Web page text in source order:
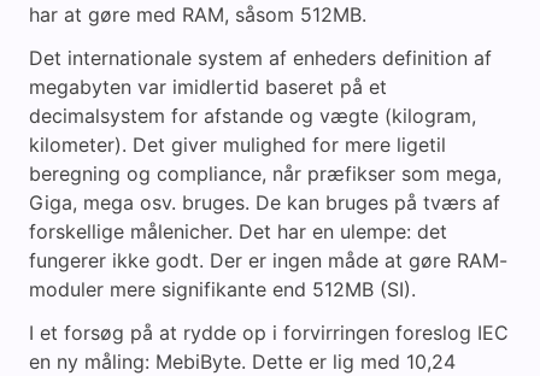
har at gøre med RAM, såsom 512MB.
Det internationale system af enheders definition af
megabyten var imidlertid baseret på et
decimalsystem for afstande og vægte (kilogram,
kilometer). Det giver mulighed for mere ligetil
beregning og compliance, når præfikser som mega,
Giga, mega osv. bruges. De kan bruges på tværs af
forskellige målenicher. Det har en ulempe: det
fungerer ikke godt. Der er ingen måde at gøre RAM-
moduler mere signifikante end 512MB (SI).
I et forsøg på at rydde op i forvirringen foreslog IEC
en ny måling: MebiByte. Dette er lig med 10,24